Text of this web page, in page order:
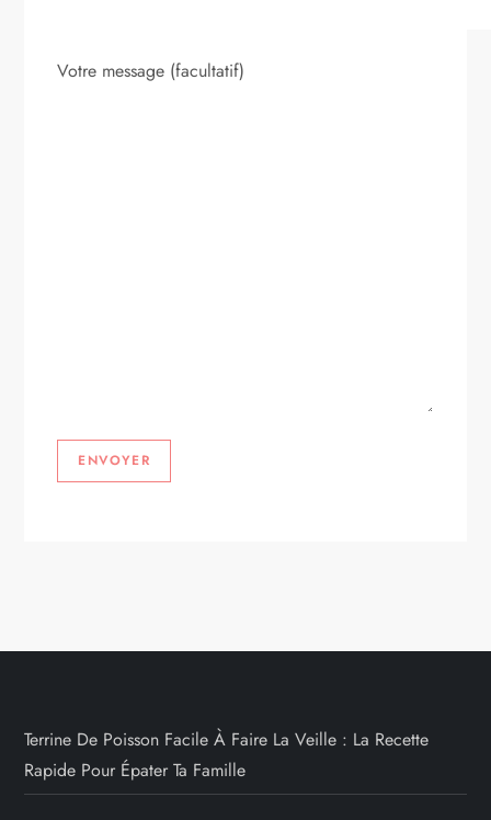
Votre message (facultatif)
Terrine De Poisson Facile À Faire La Veille : La Recette
Rapide Pour Épater Ta Famille